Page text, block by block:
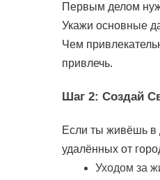
Первым делом
Укажи основные
Чем
привлечь.
Шаг 2: Создай
Если ты живёшь в
удалённых от
Уходом за